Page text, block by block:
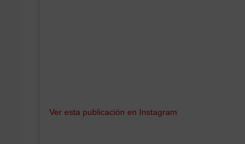
Ver esta publicación en Instagram